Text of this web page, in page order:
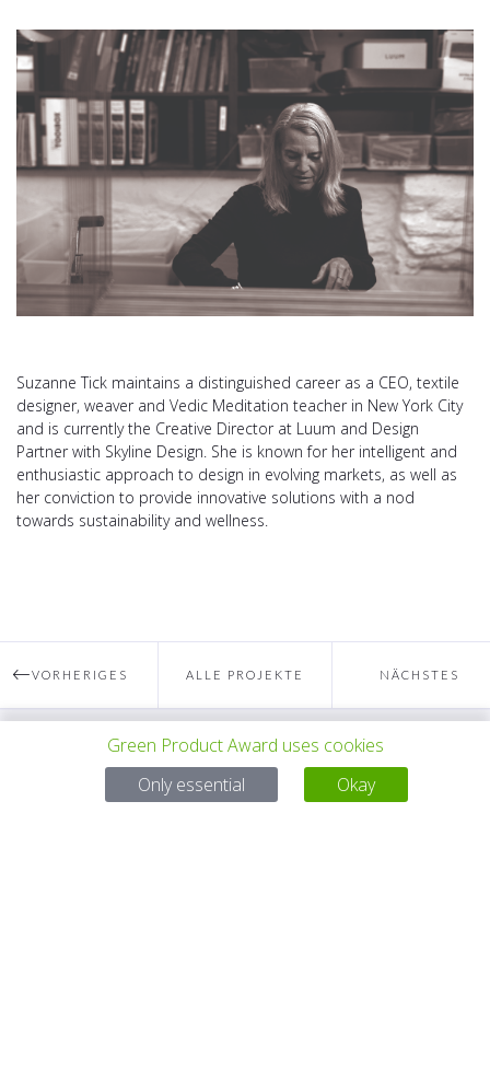
Suzanne Tick maintains a distinguished career as a CEO, textile
designer, weaver and Vedic Meditation teacher in New York City
and is currently the Creative Director at Luum and Design
Partner with Skyline Design. She is known for her intelligent and
enthusiastic approach to design in evolving markets, as well as
her conviction to provide innovative solutions with a nod
towards sustainability and wellness.
VORHERIGES ALLE PROJEKTE NÄCHSTES
PROJEKT
Bei Fragen:
Green Product Award uses cookies
Only essential
Okay